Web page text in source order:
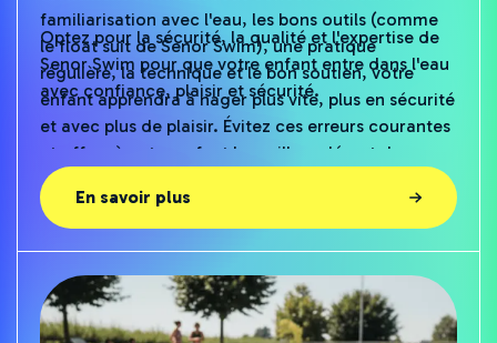
familiarisation avec l'eau, les bons outils (comme
le float suit de Senor Swim), une pratique
régulière, la technique et le bon soutien, votre
enfant apprendra à nager plus vite, plus en sécurité
et avec plus de plaisir. Évitez ces erreurs courantes
et offrez à votre enfant le meilleur départ dans
l'eau.
Optez pour la sécurité, la qualité et l'expertise de
Senor Swim pour que votre enfant entre dans l'eau
avec confiance, plaisir et sécurité.
En savoir plus